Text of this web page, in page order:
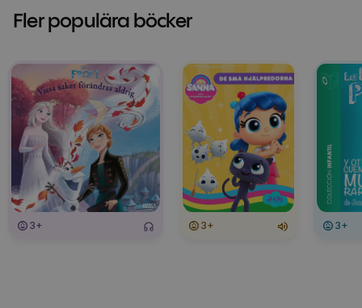
Fler populära böcker
3+ 3+ 3+